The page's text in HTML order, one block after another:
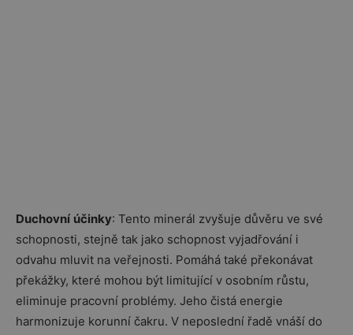
Duchovní účinky: Tento minerál zvyšuje důvěru ve své
schopnosti, stejně tak jako schopnost vyjadřování i
odvahu mluvit na veřejnosti. Pomáhá také překonávat
překážky, které mohou být limitující v osobním růstu,
eliminuje pracovní problémy. Jeho čistá energie
harmonizuje korunní čakru. V neposlední řadě vnáší do